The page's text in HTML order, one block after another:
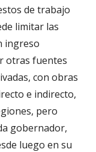
de trabajo
limitar las
ingreso
otras fuentes
con obras
e indirecto,
pero
gobernador,
luego en su